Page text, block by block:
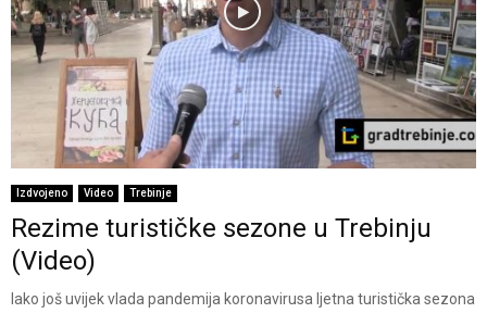
Izdvojeno Video Trebinje
Rezime turističke sezone u Trebinju
(Video)
Iako još uvijek vlada pandemija koronavirusa ljetna turistička sezona